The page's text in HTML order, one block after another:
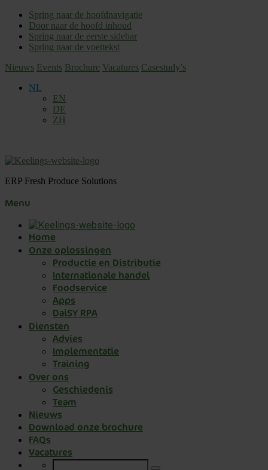
Spring naar de hoofdnavigatie
Door naar de hoofd inhoud
Spring naar de eerste sidebar
Spring naar de voettekst
Nieuws Events Brochure Vacatures Casestudy’s
NL
EN
DE
ZH
ERP Fresh Produce Solutions
Menu
Home
Onze oplossingen
Productie en Distributie
Internationale handel
Foodservice
Apps
DaiSY RPA
Diensten
Advies
Implementatie
Training
Over ons
Geschiedenis
Team
Nieuws
Download onze brochure
FAQs
Vacatures